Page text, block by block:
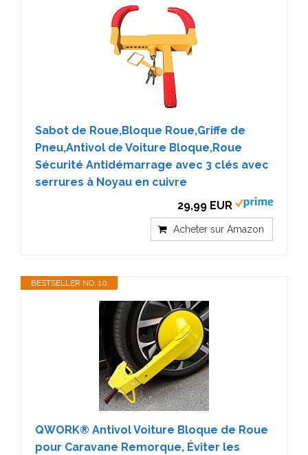
Sabot de Roue,Bloque Roue,Griffe de
Pneu,Antivol de Voiture Bloque,Roue
Sécurité Antidémarrage avec 3 clés avec
serrures à Noyau en cuivre
29,99 EUR
Acheter sur Amazon
BESTSELLER NO. 10
QWORK® Antivol Voiture Bloque de Roue
pour Caravane Remorque, Éviter les